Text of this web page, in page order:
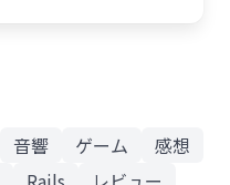
音響 ゲーム
感想